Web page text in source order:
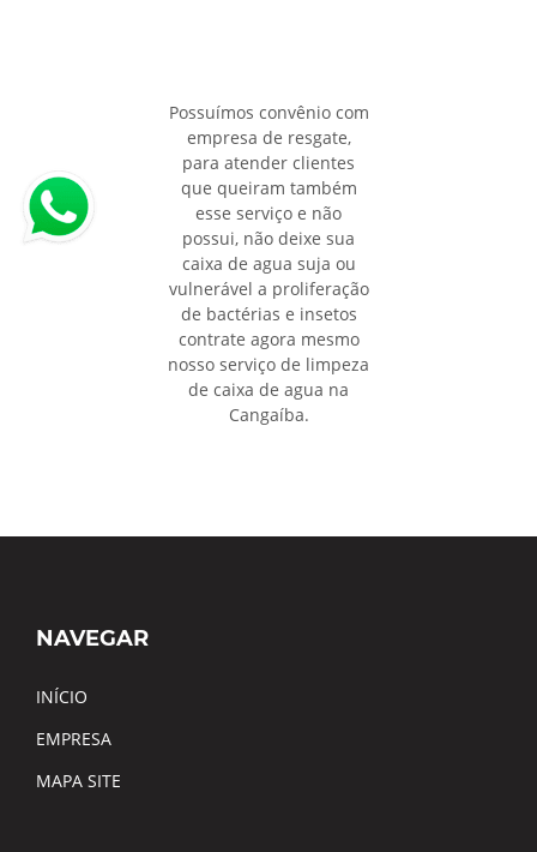
Possuímos convênio com
empresa de resgate,
para atender clientes
que queiram também
esse serviço e não
possui, não deixe sua
caixa de agua suja ou
vulnerável a proliferação
de bactérias e insetos
contrate agora mesmo
nosso serviço de limpeza
de caixa de agua na
Cangaíba.
NAVEGAR
INÍCIO
EMPRESA
MAPA SITE